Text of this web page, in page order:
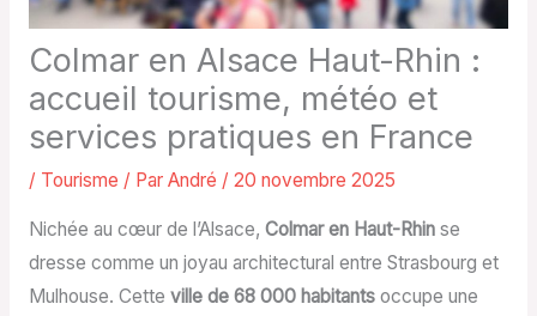
Colmar en Alsace Haut-Rhin :
accueil tourisme, météo et
services pratiques en France
/ Tourisme / Par André / 20 novembre 2025
Nichée au cœur de l’Alsace, Colmar en Haut-Rhinse
dresse comme un joyau architectural entre Strasbourg et
Mulhouse. Cette ville de 68 000 habitantsoccupe une